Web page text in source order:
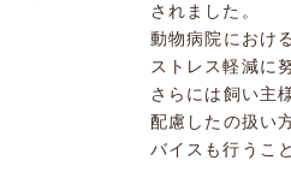
されました。
動物病院におけ
ストレス軽減に
さらには飼い主
配慮したの扱い
バイスも行うこ